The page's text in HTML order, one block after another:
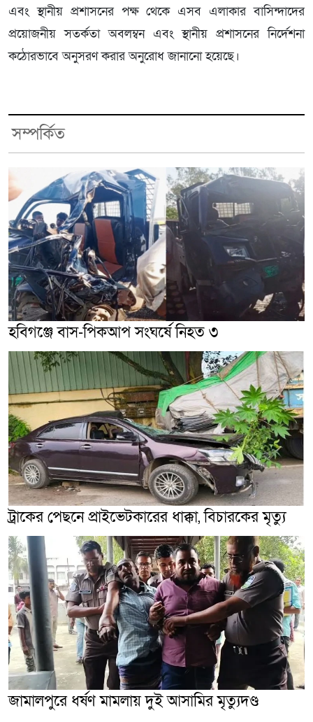
এবং স্থানীয় প্রশাসনের পক্ষ থেকে এসব এলাকার বাসিন্দাদের
প্রয়োজনীয় সতর্কতা অবলম্বন এবং স্থানীয় প্রশাসনের নির্দেশনা
কঠোরভাবে অনুসরণ করার অনুরোধ জানানো হয়েছে।
সম্পর্কিত
হবিগঞ্জে বাস-পিকআপ সংঘর্ষে নিহত ৩
ট্রাকের পেছনে প্রাইভেটকারের ধাক্কা, বিচারকের মৃত্যু
জামালপুরে ধর্ষণ মামলায় দুই আসামির মৃত্যুদণ্ড